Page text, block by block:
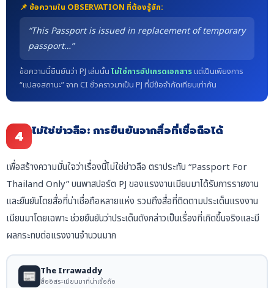
📌 ข้อความใน OBSERVATION ที่ต้องรู้จัก:
“This Passport is issued in replacement of temporary
passport…”
ข้อความนี้ยืนยันว่า PJ เล่มนั้นไม่ใช่การอัปเกรดเอกสารแต่เป็นเพียงการ
“แปลงสถานะ” จาก CI ชั่วคราวมาเป็น PJ ที่มีข้อจำกัดเทียบเท่ากัน
4 ไม่ใช่ข่าวลือ: การยืนยันจากสื่อที่เชื่อถือได้
เพื่อสร้างความมั่นใจว่าเรื่องนี้ไม่ใช่ข่าวลือ ตราประทับ “Passport For
Thailand Only” บนพาสปอร์ต PJ ของแรงงานเมียนมาได้รับการรายงาน
และยืนยันโดยสื่อที่น่าเชื่อถือหลายแห่ง รวมถึงสื่อที่ติดตามประเด็นแรงงาน
เมียนมาโดยเฉพาะ ช่วยยืนยันว่าประเด็นดังกล่าวเป็นเรื่องที่เกิดขึ้นจริงและมี
ผลกระทบต่อแรงงานจำนวนมาก
📰 The Irrawaddy
สื่ออิสระเมียนมาที่น่าเชื่อถือ